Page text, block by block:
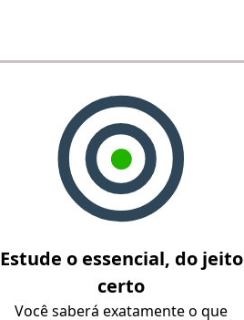
Estude o essencial, do jeito
certo
Você saberá exatamente o que